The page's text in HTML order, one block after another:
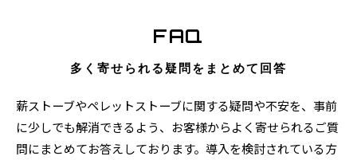
多く寄せられる疑問をまとめて回答
FAQ
薪ストーブやペレットストーブに関する疑問や不安を、事前
に少しでも解消できるよう、お客様からよく寄せられるご質
問にまとめてお答えしております。導入を検討されている方